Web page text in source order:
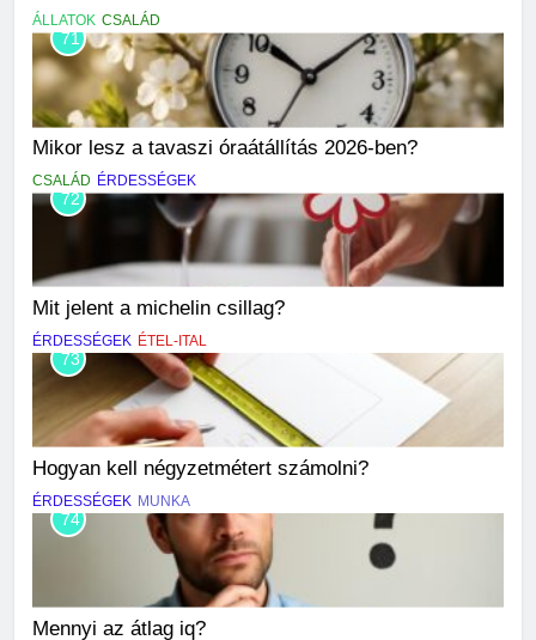
ÁLLATOK CSALÁD
71
Mikor lesz a tavaszi óraátállítás 2026-ben?
CSALÁD ÉRDESSÉGEK
72
Mit jelent a michelin csillag?
ÉRDESSÉGEK ÉTEL-ITAL
73
Hogyan kell négyzetmétert számolni?
ÉRDESSÉGEK MUNKA
74
Mennyi az átlag iq?